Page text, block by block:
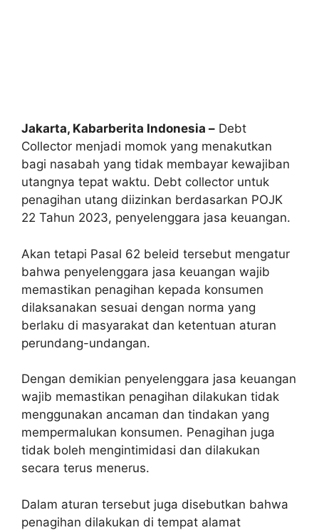
Jakarta, Kabarberita Indonesia – Debt
Collector menjadi momok yang menakutkan
bagi nasabah yang tidak membayar kewajiban
utangnya tepat waktu. Debt collector untuk
penagihan utang diizinkan berdasarkan POJK
22 Tahun 2023, penyelenggara jasa keuangan.
Akan tetapi Pasal 62 beleid tersebut mengatur
bahwa penyelenggara jasa keuangan wajib
memastikan penagihan kepada konsumen
dilaksanakan sesuai dengan norma yang
berlaku di masyarakat dan ketentuan aturan
perundang-undangan.
Dengan demikian penyelenggara jasa keuangan
wajib memastikan penagihan dilakukan tidak
menggunakan ancaman dan tindakan yang
mempermalukan konsumen. Penagihan juga
tidak boleh mengintimidasi dan dilakukan
secara terus menerus.
Dalam aturan tersebut juga disebutkan bahwa
penagihan dilakukan di tempat alamat